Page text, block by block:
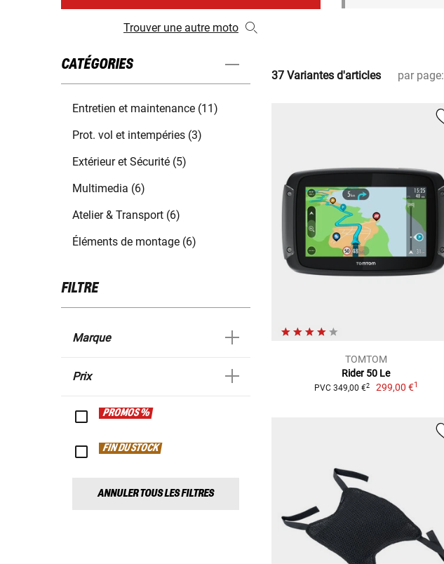
Trouver une autre moto
CATÉGORIES
Entretien et maintenance (11)
Prot. vol et intempéries (3)
Extérieur et Sécurité (5)
Multimedia (6)
Atelier & Transport (6)
Éléments de montage (6)
FILTRE
Marque
Prix
PROMOS %
FIN DU STOCK
ANNULER TOUS LES FILTRES
37 Variantes d'articles par page:
TOMTOM
Rider 50 Le
PVC 349,00 €2 299,00 €1